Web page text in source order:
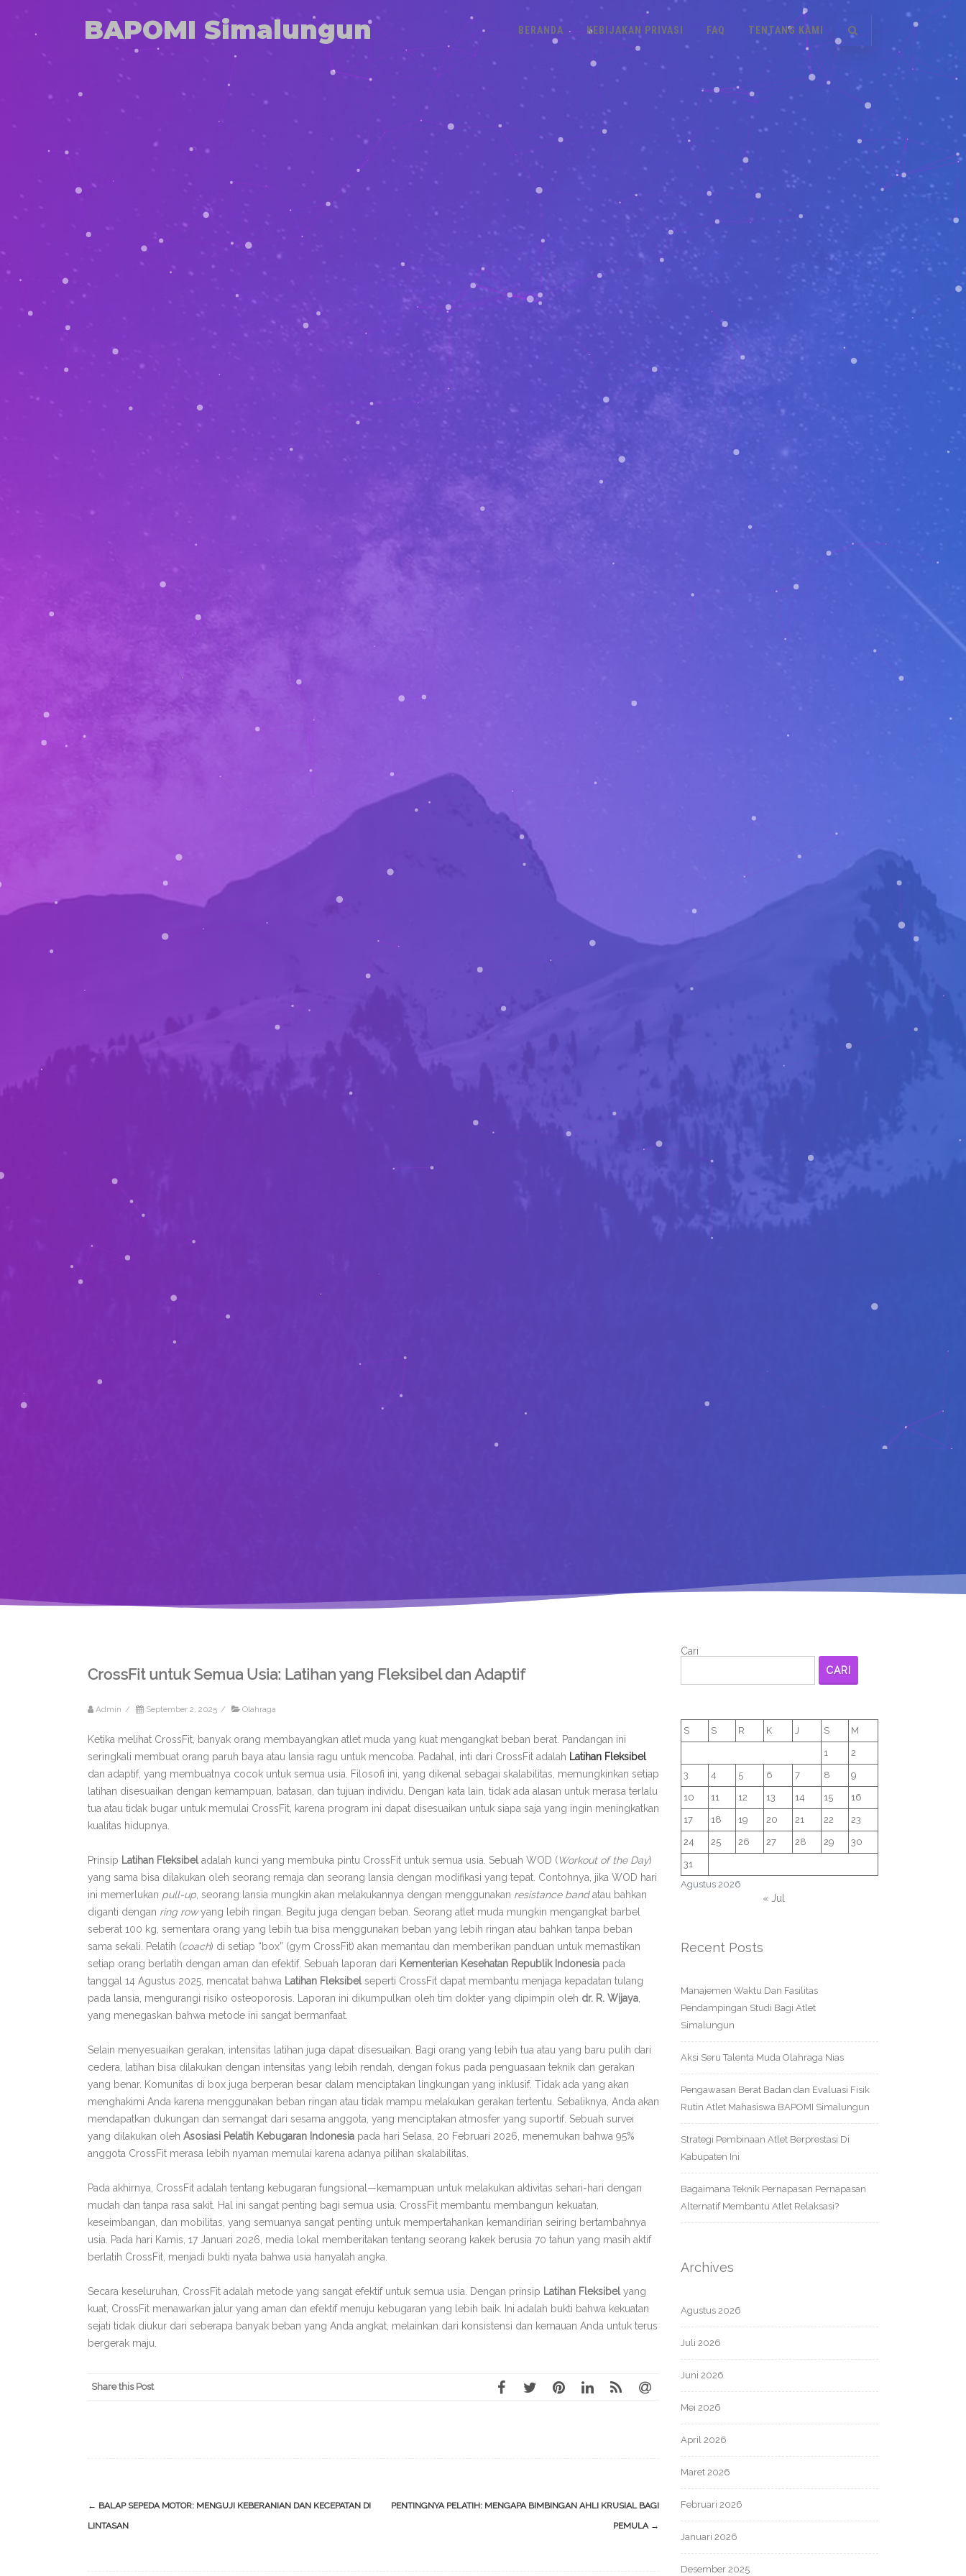
BAPOMI Simalungun BERANDA KEBIJAKAN PRIVASI FAQ TENTANG KAMI
CrossFit untuk Semua Usia: Latihan yang Fleksibel dan Adaptif
Admin / September 2, 2025 / Olahraga
Ketika melihat CrossFit, banyak orang membayangkan atlet muda yang kuat mengangkat beban berat. Pandangan ini
seringkali membuat orang paruh baya atau lansia ragu untuk mencoba. Padahal, inti dari CrossFit adalah Latihan Fleksibel
dan adaptif, yang membuatnya cocok untuk semua usia. Filosofi ini, yang dikenal sebagai skalabilitas, memungkinkan setiap
latihan disesuaikan dengan kemampuan, batasan, dan tujuan individu. Dengan kata lain, tidak ada alasan untuk merasa terlalu
tua atau tidak bugar untuk memulai CrossFit, karena program ini dapat disesuaikan untuk siapa saja yang ingin meningkatkan
kualitas hidupnya.
Prinsip Latihan Fleksibel adalah kunci yang membuka pintu CrossFit untuk semua usia. Sebuah WOD (Workout of the Day)
yang sama bisa dilakukan oleh seorang remaja dan seorang lansia dengan modifikasi yang tepat. Contohnya, jika WOD hari
ini memerlukan pull-up , seorang lansia mungkin akan melakukannya dengan menggunakan resistance bandatau bahkan
diganti dengan ring rowyang lebih ringan. Begitu juga dengan beban. Seorang atlet muda mungkin mengangkat barbel
seberat 100 kg, sementara orang yang lebih tua bisa menggunakan beban yang lebih ringan atau bahkan tanpa beban
sama sekali. Pelatih (coach) di setiap “box” (gym CrossFit) akan memantau dan memberikan panduan untuk memastikan
setiap orang berlatih dengan aman dan efektif. Sebuah laporan dari Kementerian Kesehatan Republik Indonesia pada
tanggal 14 Agustus 2025, mencatat bahwa Latihan Fleksibel seperti CrossFit dapat membantu menjaga kepadatan tulang
pada lansia, mengurangi risiko osteoporosis. Laporan ini dikumpulkan oleh tim dokter yang dipimpin oleh dr. R. Wijaya
yang menegaskan bahwa metode ini sangat bermanfaat.
Selain menyesuaikan gerakan, intensitas latihan juga dapat disesuaikan. Bagi orang yang lebih tua atau yang baru pulih dari
cedera, latihan bisa dilakukan dengan intensitas yang lebih rendah, dengan fokus pada penguasaan teknik dan gerakan
yang benar. Komunitas di box juga berperan besar dalam menciptakan lingkungan yang inklusif. Tidak ada yang akan
menghakimi Anda karena menggunakan beban ringan atau tidak mampu melakukan gerakan tertentu. Sebaliknya, Anda akan
mendapatkan dukungan dan semangat dari sesama anggota, yang menciptakan atmosfer yang suportif. Sebuah survei
yang dilakukan oleh Asosiasi Pelatih Kebugaran Indonesia pada hari Selasa, 20 Februari 2026, menemukan bahwa 95%
anggota CrossFit merasa lebih nyaman memulai karena adanya pilihan skalabilitas.
Pada akhirnya, CrossFit adalah tentang kebugaran fungsional—kemampuan untuk melakukan aktivitas sehari-hari dengan
mudah dan tanpa rasa sakit. Hal ini sangat penting bagi semua usia. CrossFit membantu membangun kekuatan,
keseimbangan, dan mobilitas, yang semuanya sangat penting untuk mempertahankan kemandirian seiring bertambahnya
usia. Pada hari Kamis, 17 Januari 2026, media lokal memberitakan tentang seorang kakek berusia 70 tahun yang masih aktif
berlatih CrossFit, menjadi bukti nyata bahwa usia hanyalah angka.
Secara keseluruhan, CrossFit adalah metode yang sangat efektif untuk semua usia. Dengan prinsip Latihan Fleksibel yang
kuat, CrossFit menawarkan jalur yang aman dan efektif menuju kebugaran yang lebih baik. Ini adalah bukti bahwa kekuatan
sejati tidak diukur dari seberapa banyak beban yang Anda angkat, melainkan dari konsistensi dan kemauan Anda untuk terus
bergerak maju.
Share this Post
Post
navigation
← BALAP SEPEDA MOTOR: MENGUJI KEBERANIAN DAN KECEPATAN DI
LINTASAN
PENTINGNYA PELATIH: MENGAPA BIMBINGAN AHLI KRUSIAL BAGI
PEMULA →
Cari
CARI
Agustus 2026
S S R K J S M
1 2
3 4 5 6 7 8 9
10 11 12 13 14 15 16
17 18 19 20 21 22 23
24 25 26 27 28 29 30
31
« Jul
Recent Posts
Manajemen Waktu Dan Fasilitas
Pendampingan Studi Bagi Atlet
Simalungun
Aksi Seru Talenta Muda Olahraga Nias
Pengawasan Berat Badan dan Evaluasi Fisik
Rutin Atlet Mahasiswa BAPOMI Simalungun
Strategi Pembinaan Atlet Berprestasi Di
Kabupaten Ini
Bagaimana Teknik Pernapasan Pernapasan
Alternatif Membantu Atlet Relaksasi?
Archives
Agustus 2026
Juli 2026
Juni 2026
Mei 2026
April 2026
Maret 2026
Februari 2026
Januari 2026
Desember 2025